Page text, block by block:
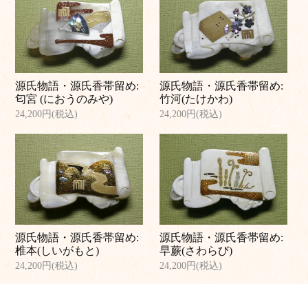
源氏物語・源氏香帯留め:
匂宮 (におうのみや)
24,200円(税込)
源氏物語・源氏香帯留め:
竹河(たけかわ)
24,200円(税込)
源氏物語・源氏香帯留め:
椎本(しいがもと)
24,200円(税込)
源氏物語・源氏香帯留め:
早蕨(さわらび)
24,200円(税込)